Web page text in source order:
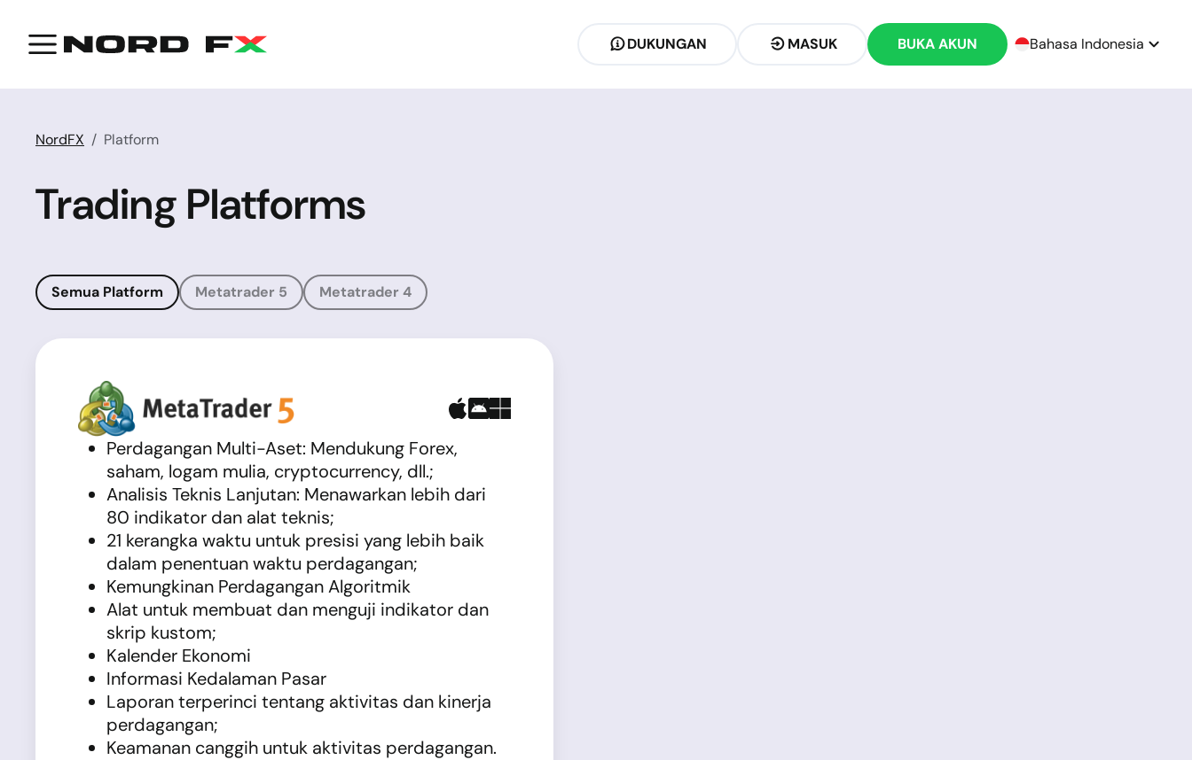
DUKUNGAN MASUK BUKA AKUN Bahasa Indonesia
NordFX Platform
Trading Platforms
Semua Platform Metatrader 5 Metatrader 4
Perdagangan Multi-Aset: Mendukung Forex,
saham, logam mulia, cryptocurrency, dll.;
Analisis Teknis Lanjutan: Menawarkan lebih dari
80 indikator dan alat teknis;
21 kerangka waktu untuk presisi yang lebih baik
dalam penentuan waktu perdagangan;
Kemungkinan Perdagangan Algoritmik
Alat untuk membuat dan menguji indikator dan
skrip kustom;
Kalender Ekonomi
Informasi Kedalaman Pasar
Laporan terperinci tentang aktivitas dan kinerja
perdagangan;
Keamanan canggih untuk aktivitas perdagangan.